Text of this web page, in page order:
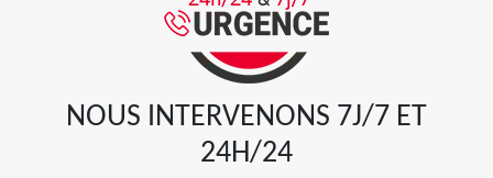
NOUS INTERVENONS 7J/7 ET
24H/24